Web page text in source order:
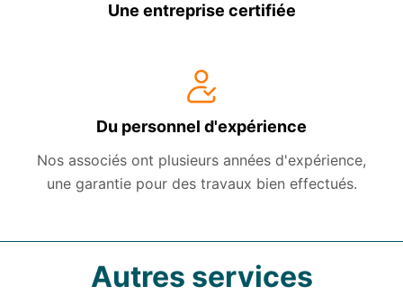
Une entreprise certifiée
Du personnel d'expérience
Nos associés ont plusieurs années d'expérience,
une garantie pour des travaux bien effectués.
Autres services